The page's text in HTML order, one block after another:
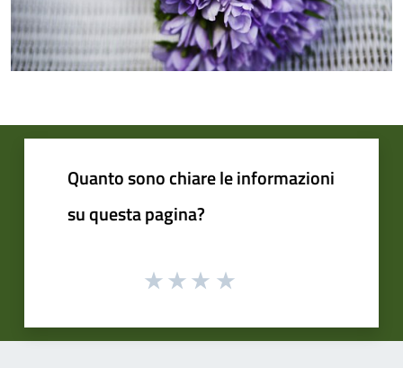
Quanto sono chiare le informazioni
su questa pagina?